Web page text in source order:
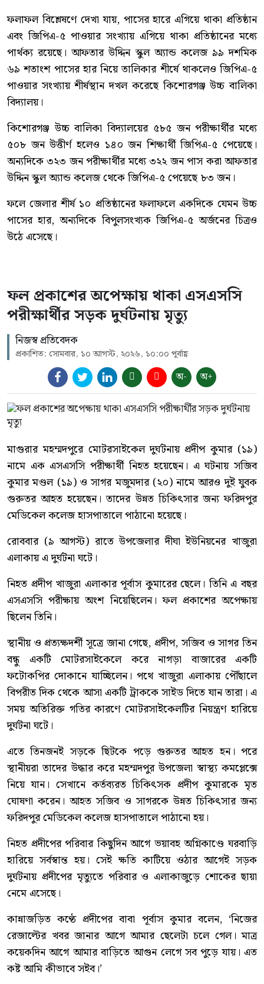
ফলাফল বিশ্লেষণে দেখা যায়, পাসের হারে এগিয়ে থাকা প্রতিষ্ঠান
এবং জিপিএ-৫ পাওয়ার সংখ্যায় এগিয়ে থাকা প্রতিষ্ঠানের মধ্যে
পার্থক্য রয়েছে। আফতার উদ্দিন স্কুল অ্যান্ড কলেজ ৯৯ দশমিক
৬৯ শতাংশ পাসের হার নিয়ে তালিকার শীর্ষে থাকলেও জিপিএ-৫
পাওয়ার সংখ্যায় শীর্ষস্থান দখল করেছে কিশোরগঞ্জ উচ্চ বালিকা
বিদ্যালয়।
কিশোরগঞ্জ উচ্চ বালিকা বিদ্যালয়ের ৫৮৫ জন পরীক্ষার্থীর মধ্যে
৫০৮ জন উত্তীর্ণ হলেও ১৪০ জন শিক্ষার্থী জিপিএ-৫ পেয়েছে।
অন্যদিকে ৩২৩ জন পরীক্ষার্থীর মধ্যে ৩২২ জন পাস করা আফতার
উদ্দিন স্কুল অ্যান্ড কলেজ থেকে জিপিএ-৫ পেয়েছে ৮৩ জন।
ফলে জেলার শীর্ষ ১০ প্রতিষ্ঠানের ফলাফলে একদিকে যেমন উচ্চ
পাসের হার, অন্যদিকে বিপুলসংখ্যক জিপিএ-৫ অর্জনের চিত্রও
উঠে এসেছে।
ফল প্রকাশের অপেক্ষায় থাকা এসএসসি
পরীক্ষার্থীর সড়ক দুর্ঘটনায় মৃত্যু
নিজস্ব প্রতিবেদক
প্রকাশিত: সোমবার, ১০ আগস্ট, ২০২৬, ১০:০০ পূর্বাহ্ণ
অ- অ+
মাগুরার মহম্মদপুরে মোটরসাইকেল দুর্ঘটনায় প্রদীপ কুমার (১৯)
নামে এক এসএসসি পরীক্ষার্থী নিহত হয়েছেন। এ ঘটনায় সজিব
কুমার মণ্ডল (১৯) ও সাগর মজুমদার (২০) নামে আরও দুই যুবক
গুরুতর আহত হয়েছেন। তাদের উন্নত চিকিৎসার জন্য ফরিদপুর
মেডিকেল কলেজ হাসপাতালে পাঠানো হয়েছে।
রোববার (৯ আগস্ট) রাতে উপজেলার দীঘা ইউনিয়নের খাজুরা
এলাকায় এ দুর্ঘটনা ঘটে।
নিহত প্রদীপ খাজুরা এলাকার পূর্বাস কুমারের ছেলে। তিনি এ বছর
এসএসসি পরীক্ষায় অংশ নিয়েছিলেন। ফল প্রকাশের অপেক্ষায়
ছিলেন তিনি।
স্থানীয় ও প্রত্যক্ষদর্শী সূত্রে জানা গেছে, প্রদীপ, সজিব ও সাগর তিন
বন্ধু একটি মোটরসাইকেলে করে নাগড়া বাজারের একটি
ফটোকপির দোকানে যাচ্ছিলেন। পথে খাজুরা এলাকায় পৌঁছালে
বিপরীত দিক থেকে আসা একটি ট্রাককে সাইড দিতে যান তারা। এ
সময় অতিরিক্ত গতির কারণে মোটরসাইকেলটির নিয়ন্ত্রণ হারিয়ে
দুর্ঘটনা ঘটে।
এতে তিনজনই সড়কে ছিটকে পড়ে গুরুতর আহত হন। পরে
স্থানীয়রা তাদের উদ্ধার করে মহম্মদপুর উপজেলা স্বাস্থ্য কমপ্লেক্সে
নিয়ে যান। সেখানে কর্তব্যরত চিকিৎসক প্রদীপ কুমারকে মৃত
ঘোষণা করেন। আহত সজিব ও সাগরকে উন্নত চিকিৎসার জন্য
ফরিদপুর মেডিকেল কলেজ হাসপাতালে পাঠানো হয়।
নিহত প্রদীপের পরিবার কিছুদিন আগে ভয়াবহ অগ্নিকাণ্ডে ঘরবাড়ি
হারিয়ে সর্বস্বান্ত হয়। সেই ক্ষতি কাটিয়ে ওঠার আগেই সড়ক
দুর্ঘটনায় প্রদীপের মৃত্যুতে পরিবার ও এলাকাজুড়ে শোকের ছায়া
নেমে এসেছে।
কান্নাজড়িত কণ্ঠে প্রদীপের বাবা পূর্বাস কুমার বলেন, ‘নিজের
রেজাল্টের খবর জানার আগে আমার ছেলেটা চলে গেল। মাত্র
কয়েকদিন আগে আমার বাড়িতে আগুন লেগে সব পুড়ে যায়। এত
কষ্ট আমি কীভাবে সইব।’